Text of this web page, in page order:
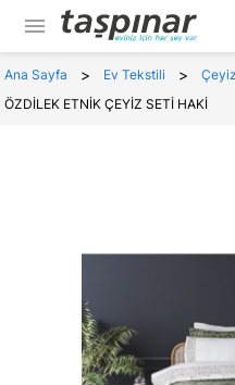
menu
Ana Sayfa > Ev Tekstili >
ÖZDİLEK ETNİK ÇEYİZ SETİ HAKİ